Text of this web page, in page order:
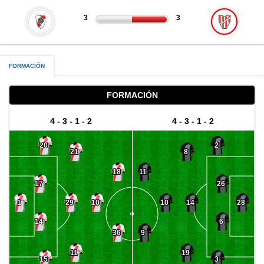
3 3
FORMACIÓN
FORMACIÓN
4 - 3 - 1 - 2
1
20
17
14
15
21
29
11
10
18
36
4 - 3 - 1 - 2
28
2
26
6
3
8
14
19
10
11
9